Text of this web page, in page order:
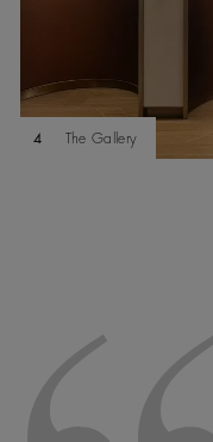
4 The Gallery